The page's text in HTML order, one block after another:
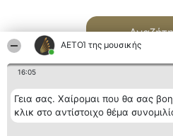
ΑΕΤΟΊ της μουσικής
16:05
Γεια σας. Χαίρομαι που θα σας
κλικ στο αντίστοιχο θέμα